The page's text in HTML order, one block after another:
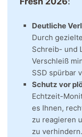
Deutliche
Durch
Schreib- und
Verschleiß
SSD spürbar
Schutz vor
Echtzeit-
es Ihnen,
zu reagieren
zu verhindern.